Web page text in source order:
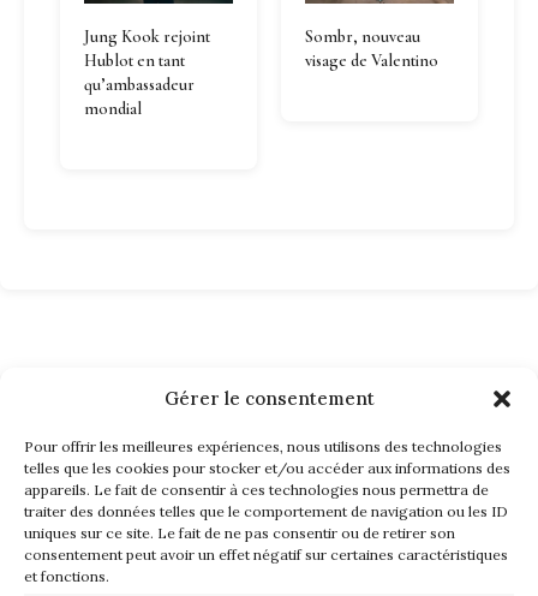
Gérer le consentement
Pour offrir les meilleures expériences, nous utilisons des technologies
telles que les cookies pour stocker et/ou accéder aux informations des
appareils. Le fait de consentir à ces technologies nous permettra de
traiter des données telles que le comportement de navigation ou les ID
uniques sur ce site. Le fait de ne pas consentir ou de retirer son
consentement peut avoir un effet négatif sur certaines caractéristiques
et fonctions.
Jung Kook rejoint
Hublot en tant
qu’ambassadeur
mondial
Sombr, nouveau
visage de Valentino